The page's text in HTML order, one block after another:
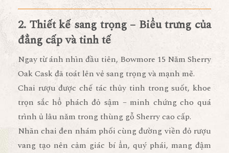
2. Thiết kế sang trọng – Biểu trưng của
đẳng cấp và tinh tế
Ngay từ ánh nhìn đầu tiên, Bowmore 15 Năm Sherry
Oak Caskđã toát lên vẻ sang trọng và mạnh mẽ.
Chai rượu được chế tác thủy tinh trong suốt, khoe
trọn sắc hổ phách đỏ sậm – minh chứng cho quá
trình ủ lâu năm trong thùng gỗ Sherry cao cấp.
Nhãn chai đen nhám phối cùng đường viền đỏ rượu
vang tạo nên cảm giác bí ẩn, quý phái, mang đậm